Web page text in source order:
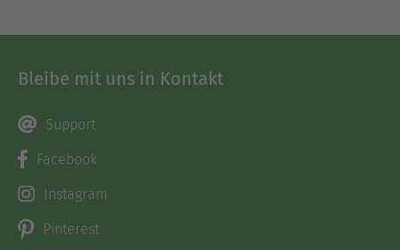
Bleibe mit uns in Kontakt
Support
Facebook
Instagram
Pinterest